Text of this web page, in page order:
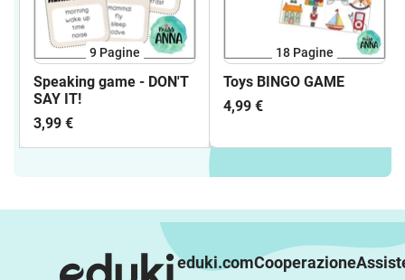
9 Pagine
Speaking game - DON'T
SAY IT!
3,99 €
18 Pagine
Toys BINGO GAME
4,99 €
eduki.comCooperazione